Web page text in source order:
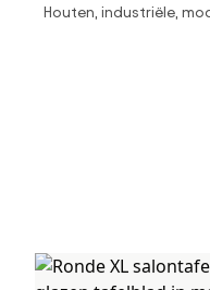
Houten, industriële,